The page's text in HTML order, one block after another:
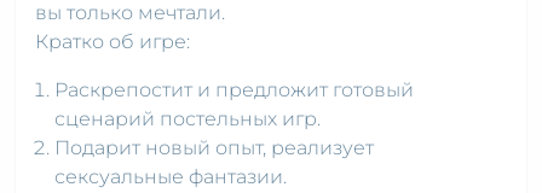
вы только мечтали.
Кратко об игре:
Раскрепостит и предложит готовый
сценарий постельных игр.
Подарит новый опыт, реализует
сексуальные фантазии.